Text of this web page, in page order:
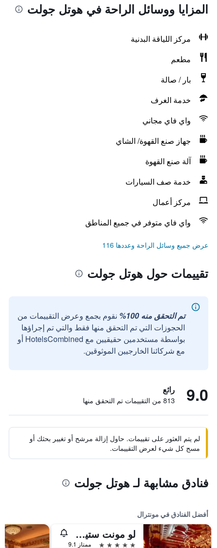
المزايا ووسائل الراحة في هوتل جولت
مركز اللياقة البدنية
مطعم
بار / صالة
خدمة الغرف
واي فاي مجاني
جهاز صنع القهوة/ الشاي
آلة صنع القهوة
خدمة صف السيارات
مركز أعمال
واي فاي متوفر في جميع المناطق
عرض جميع وسائل الراحة وعددها 116
تقييمات حول هوتل جولت
تم التحقق منه 100%
نقوم بجمع وعرض التقييمات من
الحجوزات التي تم التحقق منها فقط والتي تم إجراؤها
بواسطة مستخدمين حقيقيين مع HotelsCombined أو
مع شركائنا الخارجيين الموثوقين.
9.0 رائع
813 من التقييمات تم التحقق منها
لم يتم العثور على تقييمات. حاول إزالة مرشح أو تغيير بحثك أو
مسح كل شيء لعرض التقييمات.
فنادق مشابهة لـ هوتل جولت
أفضل الفنادق في مونترال
لو مونت ستيفين
5 نجوم ممتاز 9.1